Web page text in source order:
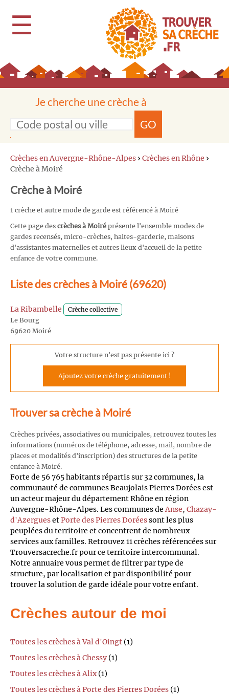
☰
Je cherche une crèche à
GO
Crèches en Auvergne-Rhône-Alpes › Crèches en Rhône ›
Crèche à Moiré
Crèche à Moiré
1 crèche et autre mode de garde est référencé à Moiré
Cette page des crèches à Moiré présente l'ensemble modes de
gardes recensés, micro-crèches, haltes-garderie, maisons
d'assistantes maternelles et autres lieux d'accueil de la petite
enfance de votre commune.
Liste des crèches à Moiré (69620)
La Ribambelle Crèche collective
Le Bourg
69620 Moiré
Votre structure n'est pas présente ici ?
Ajoutez votre crèche gratuitement !
Trouver sa crèche à Moiré
Crèches privées, associatives ou municipales, retrouvez toutes les
informations (numéros de téléphone, adresse, mail, nombre de
places et modalités d'inscription) des structures de la petite
enfance à Moiré.
Forte de 56 765 habitants répartis sur 32 communes, la
communauté de communes Beaujolais Pierres Dorées est
un acteur majeur du département Rhône en région
Auvergne-Rhône-Alpes. Les communes deAnse, Chazay-
d'AzerguesetPorte des Pierres Doréessont les plus
peuplées du territoire et concentrent de nombreux
services aux familles. Retrouvez 11 crèches référencées sur
Trouversacreche.fr pour ce territoire intercommunal.
Notre annuaire vous permet de filtrer par type de
structure, par localisation et par disponibilité pour
trouver la solution de garde idéale pour votre enfant.
Crèches autour de moi
Toutes les crèches à Val d'Oingt (1)
Toutes les crèches à Chessy (1)
Toutes les crèches à Alix(1)
Toutes les crèches à Porte des Pierres Dorées (1)